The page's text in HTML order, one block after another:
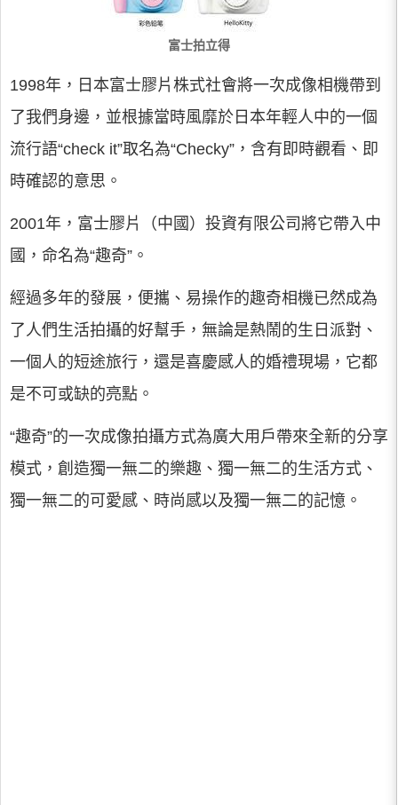
富士拍立得
1998年，日本富士膠片株式社會將一次成像相機帶到
了我們身邊，並根據當時風靡於日本年輕人中的一個
流行語“check it”取名為“Checky”，含有即時觀看、即
時確認的意思。
2001年，富士膠片（中國）投資有限公司將它帶入中
國，命名為“趣奇”。
經過多年的發展，便攜、易操作的趣奇相機已然成為
了人們生活拍攝的好幫手，無論是熱鬧的生日派對、
一個人的短途旅行，還是喜慶感人的婚禮現場，它都
是不可或缺的亮點。
“趣奇”的一次成像拍攝方式為廣大用戶帶來全新的分享
模式，創造獨一無二的樂趣、獨一無二的生活方式、
獨一無二的可愛感、時尚感以及獨一無二的記憶。